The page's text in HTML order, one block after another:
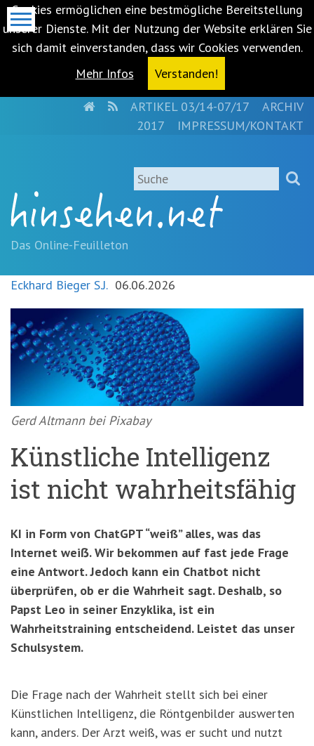
Cookies ermöglichen eine bestmögliche Bereitstellung
unserer Dienste. Mit der Nutzung der Website erklären Sie
sich damit einverstanden, dass wir Cookies verwenden.
Mehr Infos
Verstanden!
springen
(Accesskey
'1')Zur
springen
Suche
springen
(Accesskey
HOMERSSARTIKEL 03/14-07/17
ARCHIV
2017
IMPRESSUM/KONTAKT
Suche
Das Online-Feuilleton
Eckhard Bieger S.J. 06.06.2026
Gerd Altmann bei Pixabay
Künstliche Intelligenz
ist nicht wahrheitsfähig
KI in Form von ChatGPT “weiß” alles, was das
Internet weiẞ. Wir bekommen auf fast jede Frage
eine Antwort. Jedoch kann ein Chatbot nicht
überprüfen, ob er die Wahrheit sagt. Deshalb, so
Papst Leo in seiner Enzyklika, ist ein
Wahrheitstraining entscheidend. Leistet das unser
Schulsystem.
Die Frage nach der Wahrheit stellt sich bei einer
Künstlichen Intelligenz, die Röntgenbilder auswerten
kann, anders. Der Arzt weiß, was er sucht und nutzt